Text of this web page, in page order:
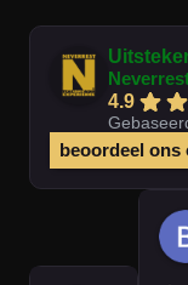
4.9
beoordeel ons